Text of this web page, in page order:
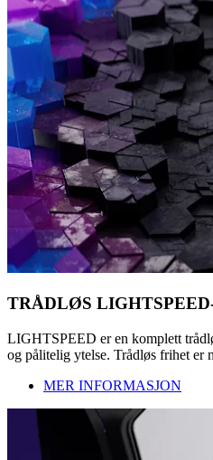
TRÅDLØS
LIGHTSPEED er en komplett
og pålitelig ytelse. Trådløs frihet er
MER INFORMASJON